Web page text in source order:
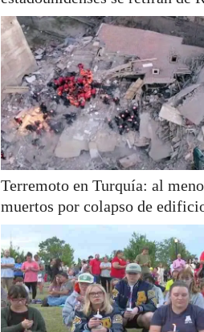
Terremoto en Turquía: al
muertos por colapso de